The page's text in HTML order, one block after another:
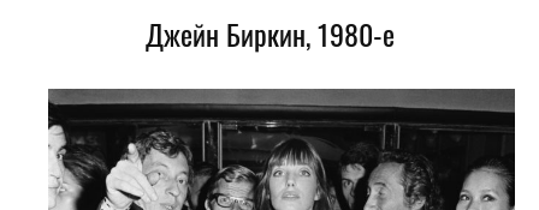
Джейн Биркин, 1980-е